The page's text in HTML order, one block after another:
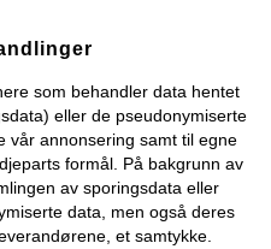
som behandler data hentet
eller de pseudonymiserte
vår annonsering samt til egne
formål. På bakgrunn av
av sporingsdata eller
data, men også deres
et samtykke.